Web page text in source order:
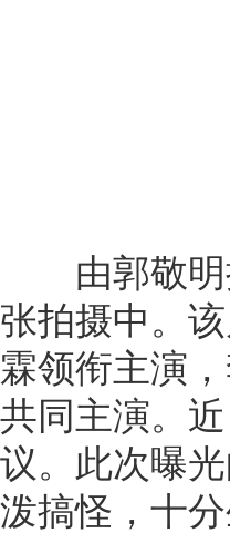
由郭敬明
张拍摄中。
霖领衔主演
共同主演。
议。此次曝
泼搞怪，十分